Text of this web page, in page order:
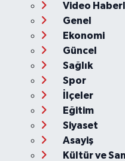
Video
Genel
Ekonomi
Güncel
Sağlık
Spor
İlçeler
Eğitim
Siyaset
Asayiş
Kültür ve